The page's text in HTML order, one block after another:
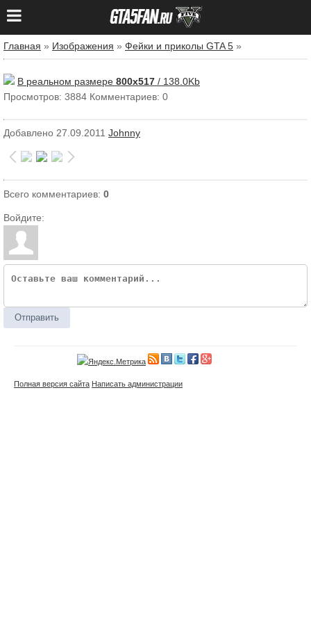
Главная » Изображения » Фейки и приколы GTA 5 »
В реальном размере 800x517 / 138.0Kb
Просмотров: 3884 Комментариев: 0
Добавлено 27.09.2011 Johnny
Всего комментариев: 0
Войдите:
Отправить
Полная версия сайта Написать администрации